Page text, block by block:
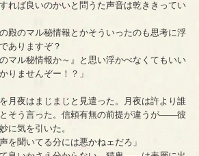
れば良いのかいと問うた声音は乾ききってい
殿のマル秘情報とかそういったのも思考に浮
ありますぞ？
ル秘情報か～』と思い浮かべなくてもいい
りませんぞー！？」
月夜はまじまじと見遣った。月夜は許より誰
そう言った。信頼有無の前提が違うが――彼
に気を引いた。
を聞いてる分には悪かねェだろ」